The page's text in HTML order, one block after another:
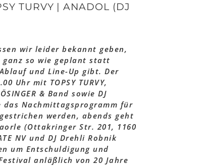
TURVY | ANADOL (DJ
wir leider bekannt geben,
ganz so wie geplant statt
und Line-Up gibt. Der
Uhr mit TOPSY TURVY,
& Band sowie DJ
das Nachmittagsprogramm für
werden, abends geht
(Ottakringer Str. 201, 1160
NV und DJ Drehli Robnik
um Entschuldigung und
anläßlich von 20 Jahre